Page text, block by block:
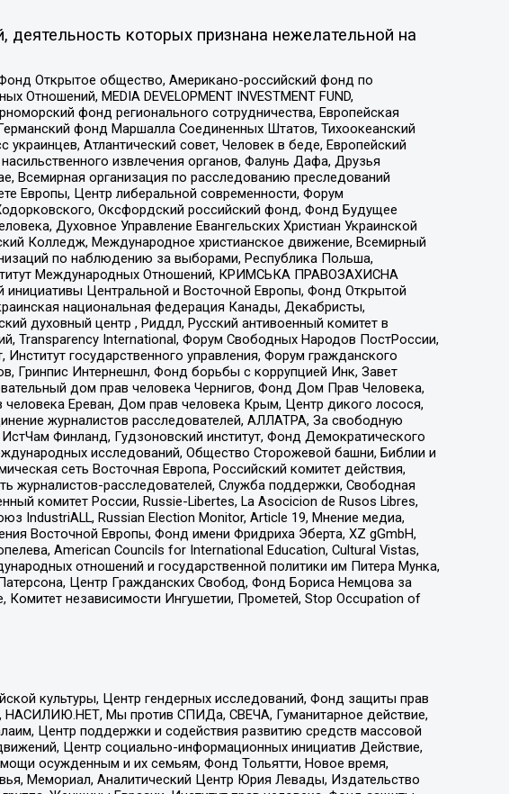
которых признана нежелательной на
Открытое общество, Американо-российский фонд по
MEDIA DEVELOPMENT INVESTMENT FUND,
фонд регионального сотрудничества, Европейская
фонд Маршалла Соединенных Штатов, Тихоокеанский
Атлантический совет, Человек в беде, Европейский
извлечения органов, Фалунь Дафа, Друзья
Всемирная организация по расследованию преследований
Европы, Центр либеральной современности, Форум
Оксфордский российский фонд, Фонд Будущее
Духовное Управление Евангельских Христиан Украинской
Колледж, Международное христианское движение, Всемирный
по наблюдению за выборами, Республика Польша,
Международных Отношений, КРИМСЬКА ПРАВОЗАХИСНА
инициативы Центральной и Восточной Европы, Фонд Открытой
национальная федерация Канады, Декабристы,
духовный центр , Риддл, Русский антивоенный комитет в
Transparеncy International, Форум Свободных Народов ПостРоссии,
государственного управления, Форум гражданского
Гринпис Интернешнл, Фонд борьбы с коррупцией Инк, Завет
дом прав человека Чернигов, Фонд Дом Прав Человека,
Ереван, Дом прав человека Крым, Центр дикого лосося,
журналистов расследователей, АЛЛАТРА, За свободную
Финланд, Гудзоновский институт, Фонд Демократического
исследований, Общество Сторожевой башни, Библии и
сеть Восточная Европа, Российский комитет действия,
журналистов-расследователей, Служба поддержки, Свободная
комитет России, Russie-Libertes, La Asocicion de Rusos Libres,
IndustriALL, Russian Election Monitor, Article 19, Мнение медиа,
Восточной Европы, Фонд имени Фридриха Эберта, XZ gGmbH,
American Councils for International Education, Cultural Vistas,
отношений и государственной политики им Питера Мунка,
Центр Гражданских Свобод, Фонд Бориса Немцова за
независимости Ингушетии, Прометей, Stop Occupation of
культуры, Центр гендерных исследований, Фонд защиты прав
НАСИЛИЮ.НЕТ, Мы против СПИДа, СВЕЧА, Гуманитарное действие,
Центр поддержки и содействия развитию средств массовой
Центр социально-информационных инициатив Действие,
осужденным и их семьям, Фонд Тольятти, Новое время,
Мемориал, Аналитический Центр Юрия Левады, Издательство